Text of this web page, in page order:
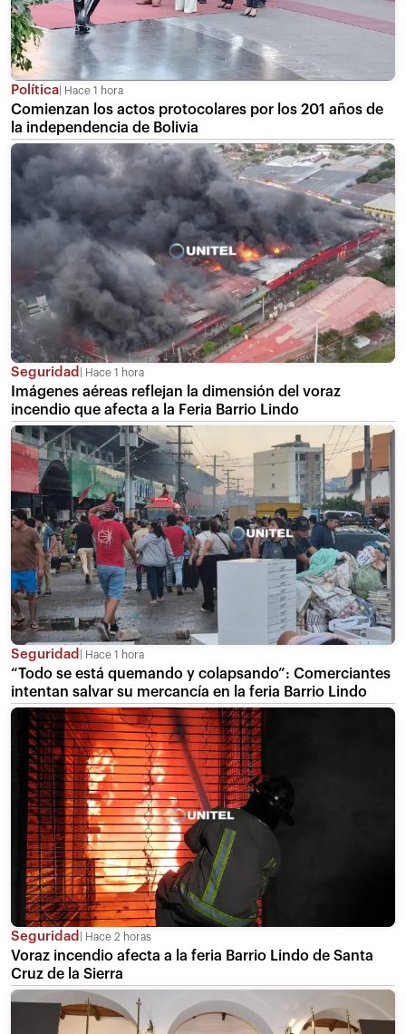
Política Hace 1 hora
Comienzan los actos protocolares por los 201 años de
la independencia de Bolivia
Seguridad Hace 1 hora
Imágenes aéreas reflejan la dimensión del voraz
incendio que afecta a la Feria Barrio Lindo
Seguridad Hace 1 hora
“Todo se está quemando y colapsando”: Comerciantes
intentan salvar su mercancía en la feria Barrio Lindo
Seguridad Hace 2 horas
Voraz incendio afecta a la feria Barrio Lindo de Santa
Cruz de la Sierra